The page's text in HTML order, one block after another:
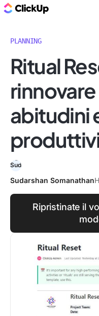
PLANNING
Ritual
abitudini
Sudarshan Somanathan
Ripristinate il